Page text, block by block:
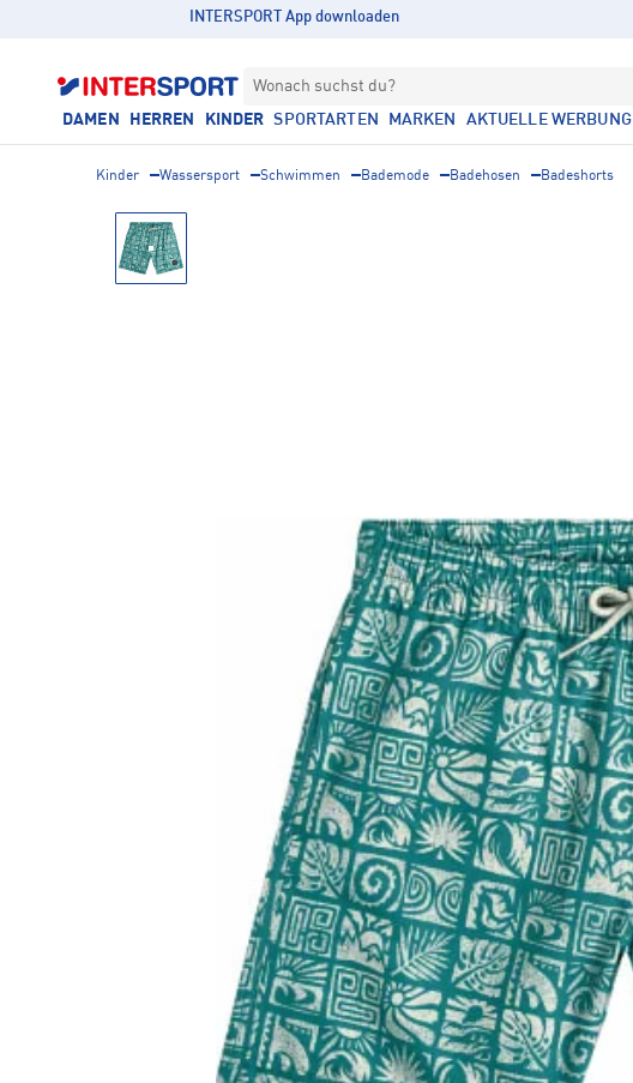
INTERSPORT App downloaden
Wonach suchst du?
DAMEN HERREN KINDER SPORTARTEN MARKEN AKTUELLE WERBUNG
Kinder Wassersport Schwimmen Bademode Badehosen Badeshorts